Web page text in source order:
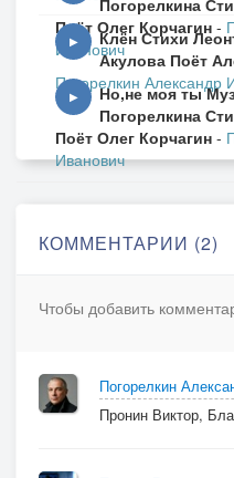
Погорелкина
Поёт Олег Корчагин -
Иванович
▶
Клён Стихи
Акулова Поёт
Погорелкин Александр
▶
Но,не моя ты
Погорелкина
Поёт Олег Корчагин -
Иванович
КОММЕНТАРИИ (2)
Чтобы добавить
Погорелкин
Пронин Виктор,